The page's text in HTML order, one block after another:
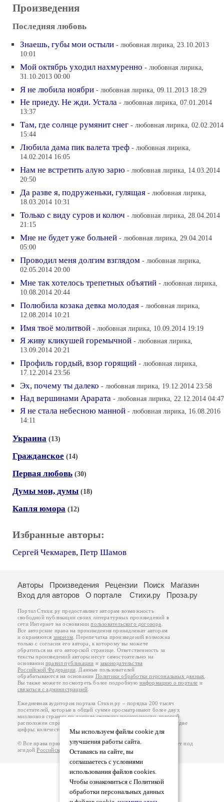
Произведения
Последняя любовь
Знаешь, губы мои остыли - любовная лирика, 23.10.2013
10:01
Мой октябрь уходил нахмуренно - любовная лирика,
31.10.2013 00:00
Я не любила ноябри - любовная лирика, 09.11.2013 18:29
Не приеду. Не жди. Устала - любовная лирика, 07.01.2014
13:37
Там, где солнце румянит снег - любовная лирика, 02.02.2014
15:44
Любила дама пик валета треф - любовная лирика,
14.02.2014 16:05
Нам не встретить алую зарю - любовная лирика, 14.03.2014
20:50
Да разве я, подруженьки, гулящая - любовная лирика,
18.03.2014 10:31
Только с виду суров и колюч - любовная лирика, 28.04.2014
21:15
Мне не будет уже больней - любовная лирика, 29.04.2014
05:00
Проводил меня долгим взглядом - любовная лирика,
02.05.2014 20:00
Мне так хотелось трепетных объятий - любовная лирика,
10.08.2014 20:44
Полюбила козака девка молодая - любовная лирика,
12.08.2014 10:21
Имя твоё молитвой - любовная лирика, 10.09.2014 19:19
Я живу кликушей горемычной - любовная лирика,
13.09.2014 20:21
Профиль гордый, взор горящий - любовная лирика,
17.12.2014 23:56
Эх, почему ты далеко - любовная лирика, 19.12.2014 23:58
Над вершинами Арарата - любовная лирика, 22.12.2014 04:47
Я не стала небесною манной - любовная лирика, 16.08.2016
14:11
Украина (13)
Гражданское (14)
Первая любовь (30)
Думы мои, думы (18)
Капля юмора (12)
Избранные авторы:
Сергей Чекмарев, Петр Шамов
Мы используем файлы cookie для
улучшения работы сайта.
Оставаясь на сайте, вы
соглашаетесь с условиями
использования файлов cookies.
Чтобы ознакомиться с Политикой
обработки персональных данных
Авторы Произведения Рецензии Поиск
Магазин
Вход для авторов
О портале Стихи.ру Проза.ру
Портал Стихи.ру предоставляет авторам возможность
свободной публикации своих литературных произведений в
сети Интернет на основаниипользовательского договора
Все авторские права на произведения принадлежат авторам
и охраняются законом . Перепечатка произведений возможна
только с согласия его автора, к которому вы можете
обратиться на его авторской странице. Ответственность за
тексты произведений авторы несут самостоятельно на
основанииправил публикации изаконодательства
Российской Федерации . Данные пользователей
обрабатываются на основании Политики обработки персональных данных
Вы также можете посмотреть более подробную информацию о портале и
связаться с администрацией
Ежедневная аудитория портала Стихи.ру – порядка 200 тысяч
посетителей, которые в общей сумме просматривают более двух
миллионов страниц по данным счетчика посещаемости, который
расположен справа от этого текста. В каждой графе указано по две
цифры: количество просмотров и количество посетителей.
© Все права принадлежат авторам, 2000-2026. Портал работает под
эгидойРоссийского союза писателей.18+